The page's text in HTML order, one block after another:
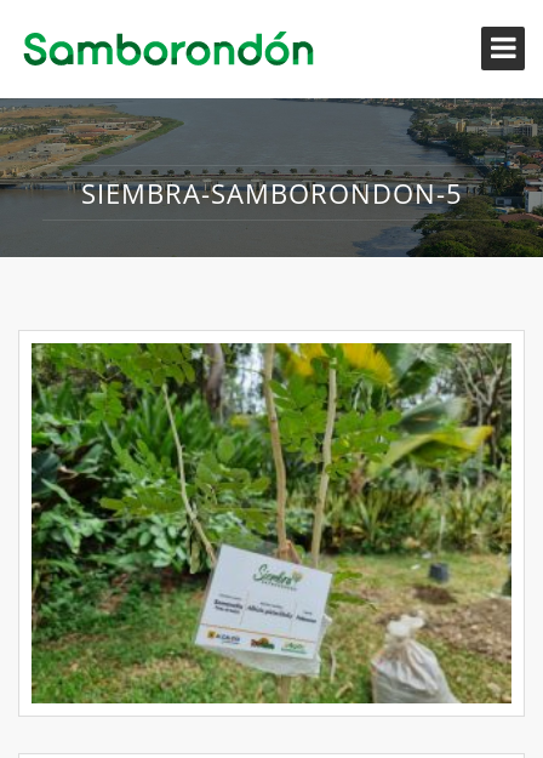
SIEMBRA-SAMBORONDON-5